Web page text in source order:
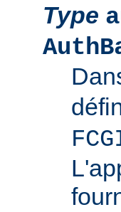
Type